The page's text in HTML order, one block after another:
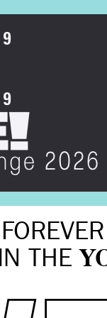
IN THE